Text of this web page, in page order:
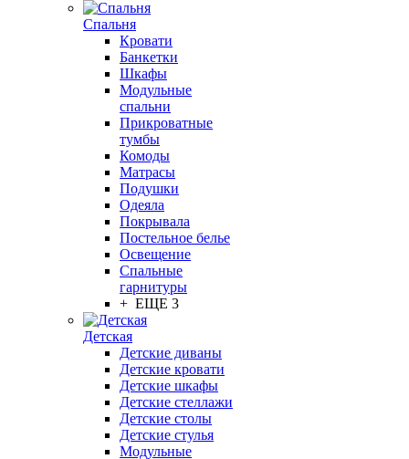
Спальня
Кровати
Банкетки
Шкафы
Модульные
спальни
Прикроватные
тумбы
Комоды
Матрасы
Подушки
Одеяла
Покрывала
Постельное белье
Освещение
Спальные
гарнитуры
+ ЕЩЕ 3
Детская
Детские диваны
Детские кровати
Детские шкафы
Детские стеллажи
Детские столы
Детские стулья
Модульные